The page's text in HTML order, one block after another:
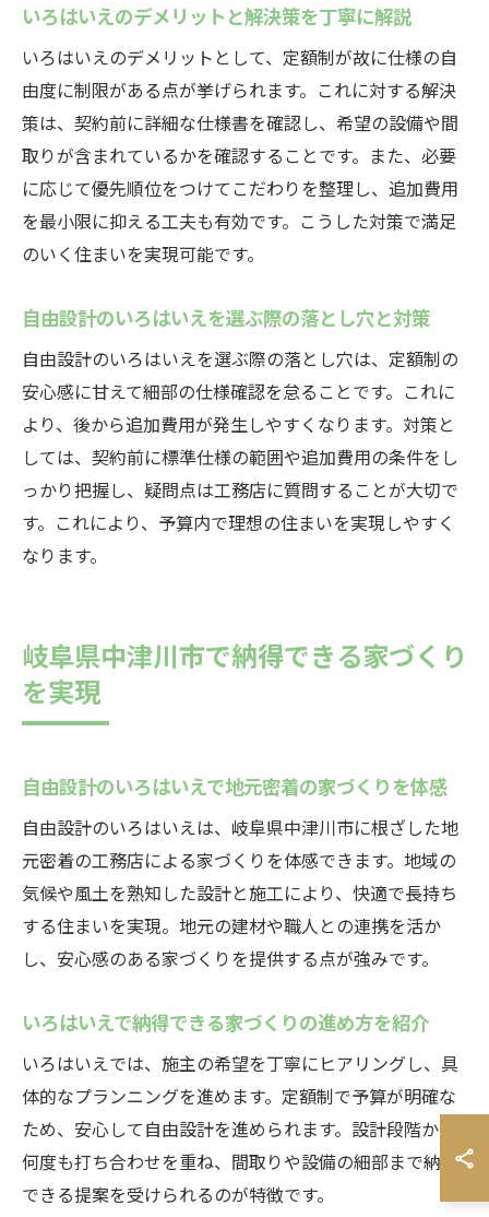
いろはいえのデメリットと解決策を丁寧に解説
いろはいえのデメリットとして、定額制が故に仕様の自
由度に制限がある点が挙げられます。これに対する解決
策は、契約前に詳細な仕様書を確認し、希望の設備や間
取りが含まれているかを確認することです。また、必要
に応じて優先順位をつけてこだわりを整理し、追加費用
を最小限に抑える工夫も有効です。こうした対策で満足
のいく住まいを実現可能です。
自由設計のいろはいえを選ぶ際の落とし穴と対策
自由設計のいろはいえを選ぶ際の落とし穴は、定額制の
安心感に甘えて細部の仕様確認を怠ることです。これに
より、後から追加費用が発生しやすくなります。対策と
しては、契約前に標準仕様の範囲や追加費用の条件をし
っかり把握し、疑問点は工務店に質問することが大切で
す。これにより、予算内で理想の住まいを実現しやすく
なります。
岐阜県中津川市で納得できる家づくり
を実現
自由設計のいろはいえで地元密着の家づくりを体感
自由設計のいろはいえは、岐阜県中津川市に根ざした地
元密着の工務店による家づくりを体感できます。地域の
気候や風土を熟知した設計と施工により、快適で長持ち
する住まいを実現。地元の建材や職人との連携を活か
し、安心感のある家づくりを提供する点が強みです。
いろはいえで納得できる家づくりの進め方を紹介
いろはいえでは、施主の希望を丁寧にヒアリングし、具
体的なプランニングを進めます。定額制で予算が明確な
ため、安心して自由設計を進められます。設計段階から
何度も打ち合わせを重ね、間取りや設備の細部まで納得
できる提案を受けられるのが特徴です。